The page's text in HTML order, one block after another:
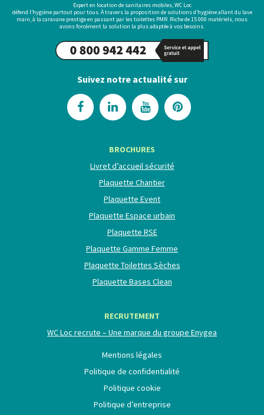
Expert en location de sanitaires mobiles, WC Loc
défend l’hygiène partout pour tous. À travers la proposition de solutions d’hygiène allant du lave
main, à la caravane prestige en passant par les toilettes PMR. Riche de 15 000 matériels, nous
avons forcément la solution la plus adaptée à vos besoins.
Suivez notre actualité sur
BROCHURES
Livret d’accueil sécurité
Plaquette Chantier
Plaquette Event
Plaquette Espace urbain
Plaquette RSE
Plaquette Gamme Femme
Plaquette Toilettes Sèches
Plaquette Bases Clean
RECRUTEMENT
WC Loc recrute – Une marque du groupe Enygea
Mentions légales
Politique de confidentialité
Politique cookie
Politique d’entreprise